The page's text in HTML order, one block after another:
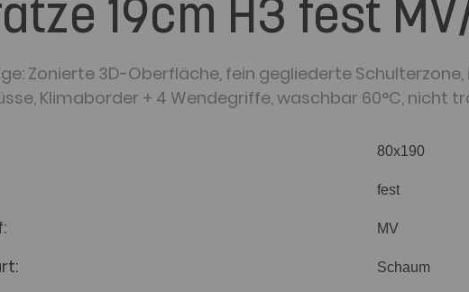
19cm H3 fest
Zonierte 3D-Oberfläche, fein gegliederte
Klimaborder + 4 Wendegriffe, waschbar 60°C, nicht